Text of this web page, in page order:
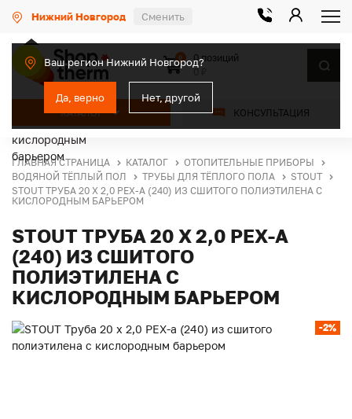
Нижний Новгород Сменить
Ваш регион Нижний Новгород?
Да, верно Нет, другой
КАТАЛОГ КОНСУЛЬТАЦИЯ
0
0 позиций
ГЛАВНАЯ СТРАНИЦА КАТАЛОГ
ОТОПИТЕЛЬНЫЕ ПРИБОРЫ
ВОДЯНОЙ ТЁПЛЫЙ ПОЛ
ТРУБЫ ДЛЯ ТЁПЛОГО ПОЛА
STOUT
STOUT ТРУБА 20 Х 2,0 PEX-A (240) ИЗ СШИТОГО ПОЛИЭТИЛЕНА С
КИСЛОРОДНЫМ БАРЬЕРОМ
STOUT ТРУБА 20 Х 2,0 PEX-A
(240) ИЗ СШИТОГО
ПОЛИЭТИЛЕНА С
КИСЛОРОДНЫМ БАРЬЕРОМ
-2%